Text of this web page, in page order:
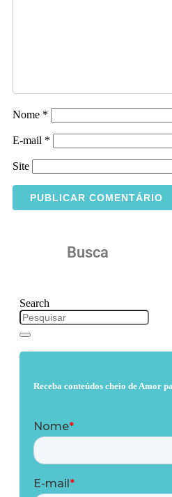
Nome *
E-mail *
Site
Busca
Search
Receba conteúdos cheio de Amor